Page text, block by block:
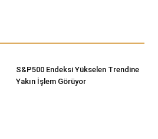
S&P500 Endeksi Yükselen Trendine
Yakın İşlem Görüyor